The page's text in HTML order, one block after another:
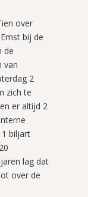
over
bij de
de
van
2
zich te
er altijd 2
1 biljart
lag dat
over de